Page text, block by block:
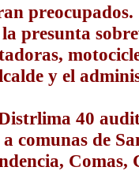
preocupados.
presunta
y el
40
comunas de
Comas,